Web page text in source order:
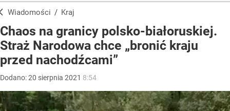
Wiadomości / Kraj
Chaos na granicy polsko-białoruskiej.
Straż Narodowa chce „bronić kraju
przed nachodźcami”
Dodano:20 sierpnia 2021 8:54